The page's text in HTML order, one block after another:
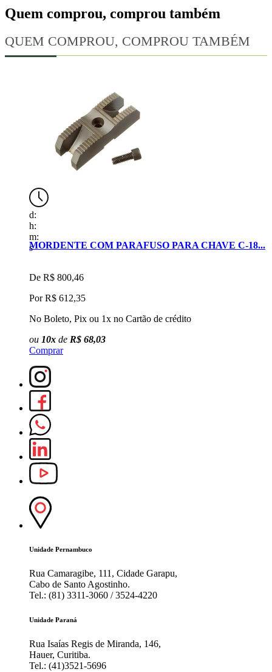
Quem comprou, comprou também
QUEM COMPROU, COMPROU TAMBÉM
d:
h:
m:
s
MORDENTE COM PARAFUSO PARA CHAVE C-18...
De R$ 800,46
PorR$ 612,35
No Boleto, Pix ou 1x no Cartão de crédito
ou 10x de R$ 68,03
Comprar
Unidade Pernambuco
Rua Camaragibe, 111, Cidade Garapu,
Cabo de Santo Agostinho.
Tel.: (81) 3311-3060 / 3524-4220
Unidade Paraná
Rua Isaías Regis de Miranda, 146,
Hauer, Curitiba.
Tel.: (41)3521-5696